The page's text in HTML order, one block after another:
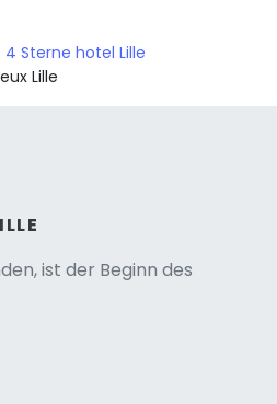
4 Sterne hotel Lille
Lille
ist der Beginn des